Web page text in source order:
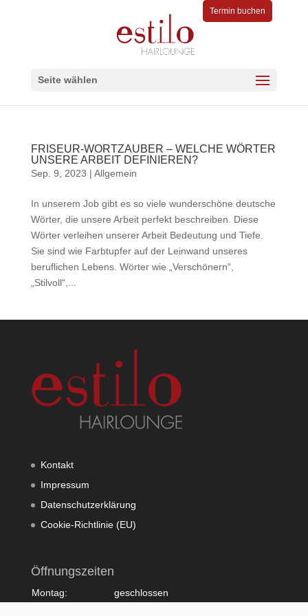
Termin buchen
Seite wählen
FRISEUR-WORTZAUBER – WELCHE WÖRTER
UNSERE ARBEIT DEFINIEREN?
Sep. 9, 2023 | Allgemein
In unserem Job gibt es so viele wunderschöne deutsche
Wörter, die unsere Arbeit perfekt beschreiben. Diese
Wörter verleihen unserer Arbeit Bedeutung und Tiefe.
Sie sind wie Farbtupfer auf der Leinwand unseres
beruflichen Lebens. Wörter wie „Verschönern“,
„Stilvoll“,...
Kontakt
Impressum
Datenschutzerklärung
Cookie-Richtlinie (EU)
Öffnungszeiten
Montag:
geschlossen